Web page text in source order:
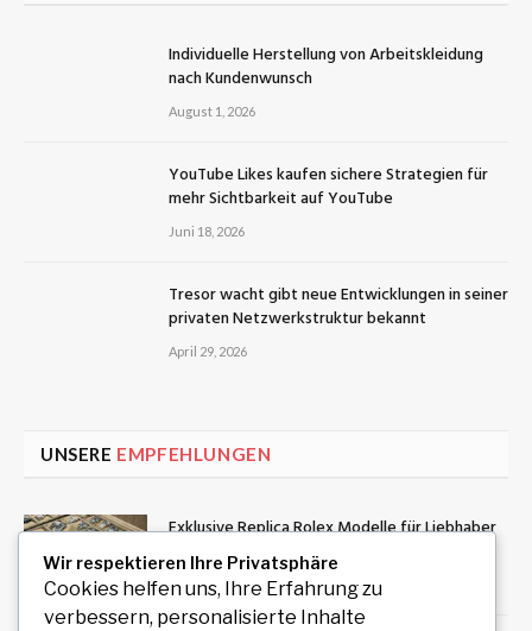
Individuelle Herstellung von Arbeitskleidung
nach Kundenwunsch
August 1, 2026
YouTube Likes kaufen sichere Strategien für
mehr Sichtbarkeit auf YouTube
Juni 18, 2026
Tresor wacht gibt neue Entwicklungen in seiner
privaten Netzwerkstruktur bekannt
April 29, 2026
UNSERE EMPFEHLUNGEN
Exklusive Replica Rolex Modelle für Liebhaber
hochwertiger Zeitmesser
August 10, 2026
Wir respektieren Ihre Privatsphäre
Cookies helfen uns, Ihre Erfahrung zu
verbessern, personalisierte Inhalte